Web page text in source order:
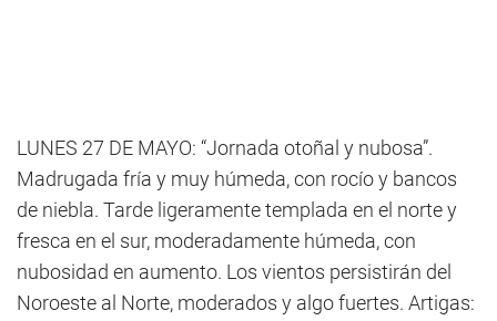
LUNES 27 DE MAYO: “Jornada otoñal y nubosa”.
Madrugada fría y muy húmeda, con rocío y bancos
de niebla. Tarde ligeramente templada en el norte y
fresca en el sur, moderadamente húmeda, con
nubosidad en aumento. Los vientos persistirán del
Noroeste al Norte, moderados y algo fuertes. Artigas: